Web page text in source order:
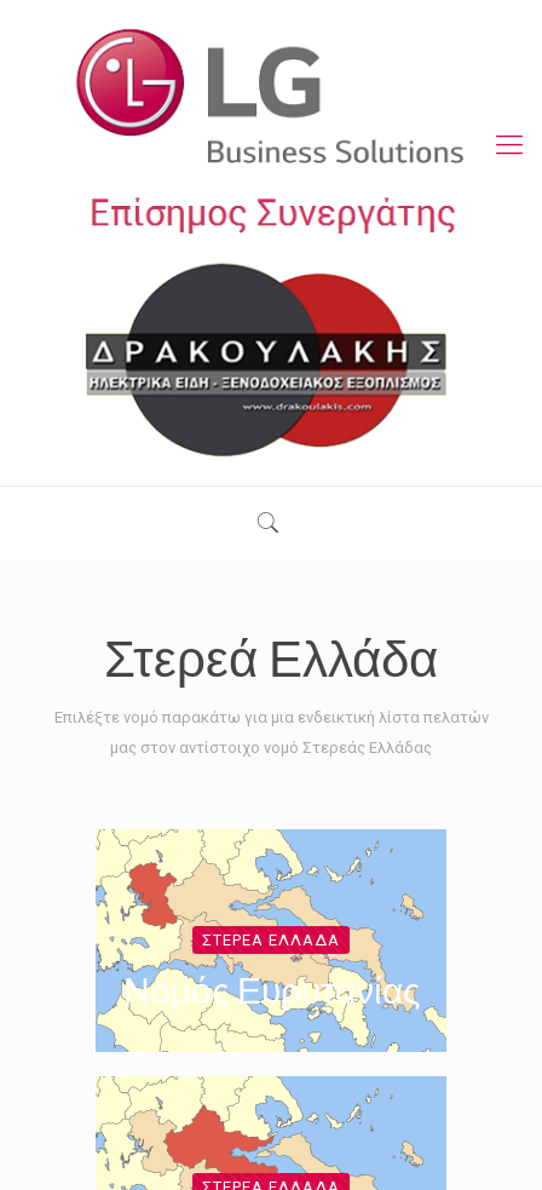
Στερεά Ελλάδα
Επιλέξτε νομό παρακάτω για μια ενδεικτική λίστα πελατών
μας στον αντίστοιχο νομό Στερεάς Ελλάδας
ΣΤΕΡΕΆ ΕΛΛΆΔΑ
Νομός Ευρυτανίας